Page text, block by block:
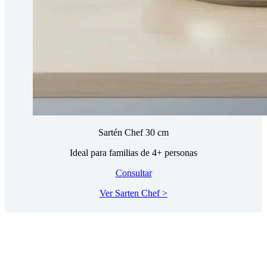
Sartén Chef 30 cm
Ideal para familias de 4+ personas
Consultar
Ver Sarten Chef >